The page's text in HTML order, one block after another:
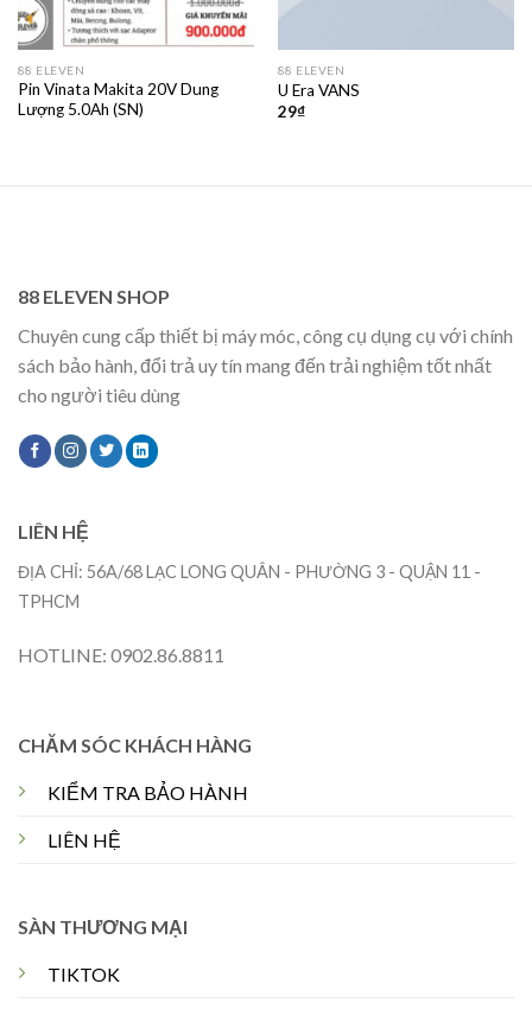
88 ELEVEN
Pin Vinata Makita 20V Dung
Lượng 5.0Ah (SN)
88 ELEVEN
U Era VANS
29₫
88 ELEVEN SHOP
Chuyên cung cấp thiết bị máy móc, công cụ dụng cụ với chính
sách bảo hành, đổi trả uy tín mang đến trải nghiệm tốt nhất
cho người tiêu dùng
CHĂM SÓC KHÁCH HÀNG
KIỂM TRA BẢO HÀNH
LIÊN HỆ
SÀN THƯƠNG MẠI
TIKTOK
LIÊN HỆ
ĐỊA CHỈ: 56A/68 LẠC LONG QUÂN - PHƯỜNG 3 - QUẬN 11 -
TPHCM
HOTLINE: 0902.86.8811